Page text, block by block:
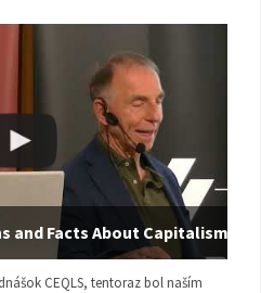
and Facts About Capitalism
CEQLS, tentoraz bol naším